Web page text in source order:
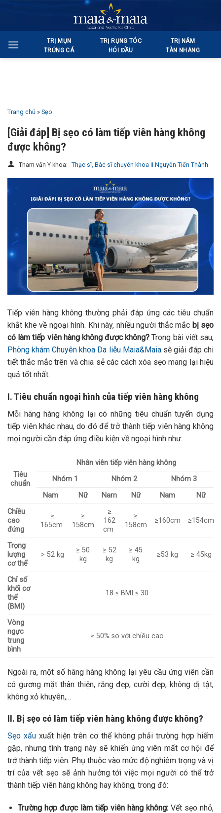
nội
dung
TRỊ MỤN
TRỨNG CÁ
TRỊ RỤNG TÓC
HÓI ĐẦU
TRỊ NÁM
TÀN NHANG
Trang chủ » Sẹo
[Giải đáp] Bị sẹo có làm tiếp viên hàng không
được không?
Tham vấn Y khoa: Thạc sĩ, Bác sĩ chuyên khoa II Nguyễn Tiến Thành
Tiếp viên hàng không thường phải đáp ứng các tiêu chuẩn
khắt khe về ngoại hình. Khi này, nhiều người thắc mắc bị sẹo
có làm tiếp viên hàng không được không? Trong bài viết sau,
Phòng khám Chuyên khoa Da liễu Maia&Maiasẽ giải đáp chi
tiết thắc mắc trên và chia sẻ các cách xóa sẹo mang lại hiệu
quả tốt nhất.
I. Tiêu chuẩn ngoại hình của tiếp viên hàng không
Mỗi hãng hàng không lại có những tiêu chuẩn tuyển dụng
tiếp viên khác nhau, do đó để trở thành tiếp viên hàng không
mọi người cần đáp ứng điều kiện về ngoại hình như:
Tiêu
chuẩn
Nhân viên tiếp viên hàng không
Nhóm 1
Nhóm 2
Nhóm 3
Nam
Nữ Nam Nữ Nam
Nữ
Chiều
cao
đứng
≥
165cm
≥
158cm
≥
162
cm
≥
158cm
≥160cm ≥154cm
Trọng
lượng
cơ thể
> 52 kg
≥ 50
kg
≥ 52
kg
≥ 45
kg
≥53 kg ≥ 45kg
Chỉ số
khối cơ
thể
(BMI)
18 ≤ BMI ≤ 30
Vòng
ngực
trung
bình
≥ 50% so với chiều cao
Ngoài ra, một số hãng hàng không lại yêu cầu ứng viên cần
có gương mặt thân thiện, răng đẹp, cười đẹp, không dị tật,
không xỏ khuyên,…
II. Bị sẹo có làm tiếp viên hàng không được không?
Sẹo xấu xuất hiện trên cơ thể không phải trường hợp hiếm
gặp, nhưng tình trạng này sẽ khiến ứng viên mất cơ hội để
trở thành tiếp viên. Phụ thuộc vào mức độ nghiêm trọng và vị
trí của vết sẹo sẽ ảnh hưởng tới việc mọi người có thể trở
thành tiếp viên hàng không hay không, trong đó:
Trường hợp được làm tiếp viên hàng không: Vết sẹo nhỏ,